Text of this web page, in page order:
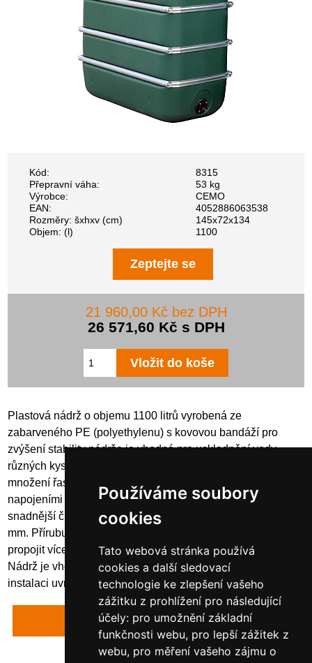
Používáme soubory
cookies
Tato webová stránka používá
cookies a další sledovací
technologie ke zlepšení vašeho
zážitku z prohlížení pro následující
účely: pro umožnění základní
funkčnosti webu, pro lepší zážitek z
webu, pro měření vašeho zájmu o
Kód:
8315
Přepravní váha:
53 kg
Výrobce:
CEMO
EAN:
4052886063538
Rozměry: šxhxv (cm)
145x72x134
Objem: (l)
1100
Zeptejte se
21 960,00 Kč bez DPH
26 571,60 Kč s DPH
Plastová nádrž o objemu 1100 litrů vyrobená ze
zabarveného PE (polyethylenu) s kovovou bandáží pro
zvýšení stability nádrže je vhodná pro uskladnění vody,
různých kyselin a louhů. Zabarvení materiálu zabraňuje
množení řas uvnitř nádrže. Nádrže jsou vybaveny několika
napojeními o průměru 2" a přírubou ve spodní části pro
snadnější čištění nádrže a revizní šachtou o průměru 400
mm. Přírubu lze dovybavit kohoutem nebo pomocí ní
propojit více nádrží dohromady a získat větší zásobu vody.
Nádrž je vhodná pro uchování pitné vody. Nádrž je vhodná k
instalaci uvnitř budov - projde dveřmi šíře 80 cm!
Napsat recenzi